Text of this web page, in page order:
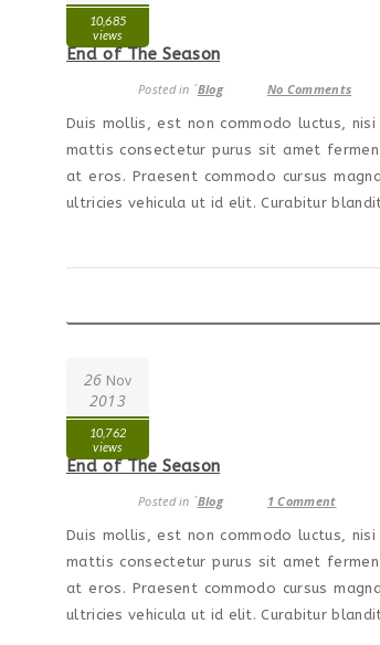
10,685
views
End of The Season
Posted in ´Blog No Comments
Duis mollis, est non commodo luctus,
mattis consectetur purus sit amet
at eros. Praesent commodo cursus
ultricies vehicula ut id elit. Curabitur
26 Nov
2013
10,762
views
End of The Season
Posted in ´Blog 1 Comment
Duis mollis, est non commodo luctus,
mattis consectetur purus sit amet
at eros. Praesent commodo cursus
ultricies vehicula ut id elit. Curabitur